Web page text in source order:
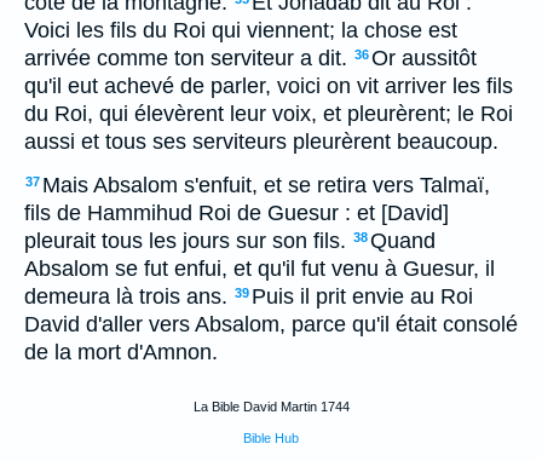
Voici les fils du Roi qui viennent; la chose est
arrivée comme ton serviteur a dit. 36Or aussitôt
qu'il eut achevé de parler, voici on vit arriver les fils
du Roi, qui élevèrent leur voix, et pleurèrent; le Roi
aussi et tous ses serviteurs pleurèrent beaucoup.
37 Mais Absalom s'enfuit, et se retira vers Talmaï,
fils de Hammihud Roi de Guesur : et [David]
pleurait tous les jours sur son fils. 38Quand
Absalom se fut enfui, et qu'il fut venu à Guesur, il
demeura là trois ans. 39 Puis il prit envie au Roi
David d'aller vers Absalom, parce qu'il était consolé
de la mort d'Amnon.
La Bible David Martin 1744
Bible Hub